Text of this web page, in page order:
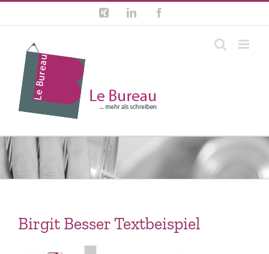
Zum
springen
Xing LinkedIn
Birgit Besser Textbeispiel